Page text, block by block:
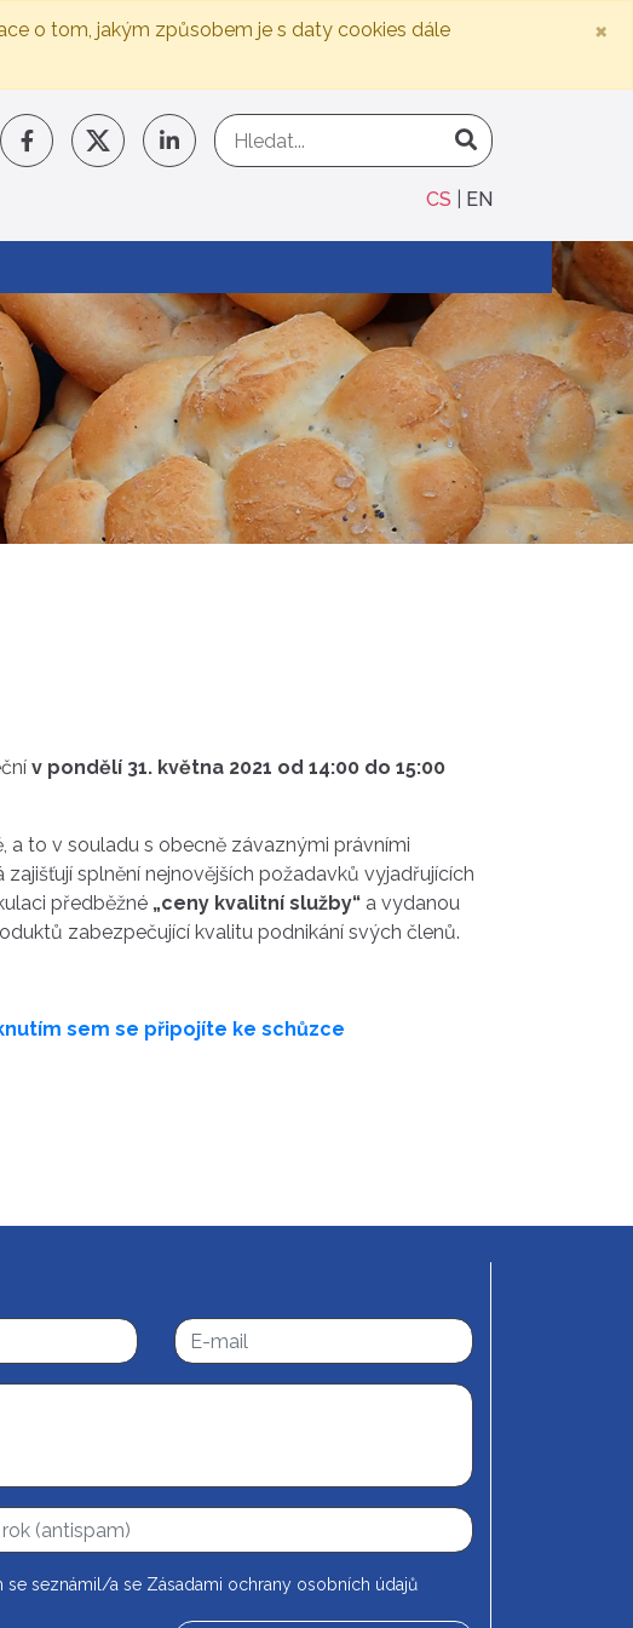
o tom, jakým způsobem je s daty cookies dále
×
CS EN
v pondělí 31. května 2021 od 14:00 do 15:00
a to v souladu s obecně závaznými právními
splnění nejnovějších požadavků vyjadřujících
předběžné „ceny kvalitní služby“ a vydanou
zabezpečující kvalitu podnikání svých členů.
sem se připojíte ke schůzce
se seznámil/a se Zásadami ochrany osobních údajů